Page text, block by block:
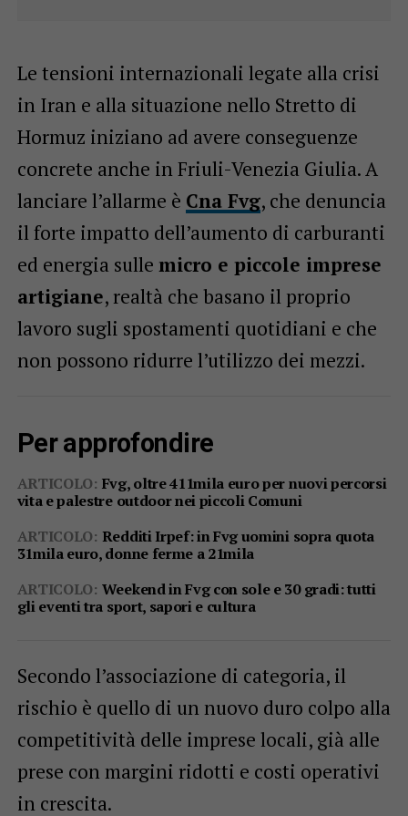
Le tensioni internazionali legate alla crisi
in Iran e alla situazione nello Stretto di
Hormuz iniziano ad avere conseguenze
concrete anche in Friuli-Venezia Giulia. A
lanciare l’allarme è Cna Fvg, che denuncia
il forte impatto dell’aumento di carburanti
ed energia sulle micro e piccole imprese
artigiane, realtà che basano il proprio
lavoro sugli spostamenti quotidiani e che
non possono ridurre l’utilizzo dei mezzi.
Per approfondire
ARTICOLO: Fvg, oltre 411mila euro per nuovi percorsi
vita e palestre outdoor nei piccoli Comuni
ARTICOLO: Redditi Irpef: in Fvg uomini sopra quota
31mila euro, donne ferme a 21mila
ARTICOLO: Weekend in Fvg con sole e 30 gradi: tutti
gli eventi tra sport, sapori e cultura
Secondo l’associazione di categoria, il
rischio è quello di un nuovo duro colpo alla
competitività delle imprese locali, già alle
prese con margini ridotti e costi operativi
in crescita.